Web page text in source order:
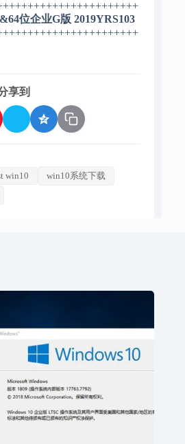
位企业G版 2019YRS103
享到
win10
win10系统下载